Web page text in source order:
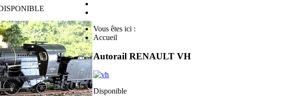
Vous êtes ici :
Accueil
Autorail RENAULT VH
Disponible